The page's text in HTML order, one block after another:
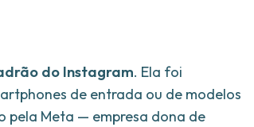
do Instagram. Ela foi
de entrada ou de modelos
pela Meta — empresa dona de